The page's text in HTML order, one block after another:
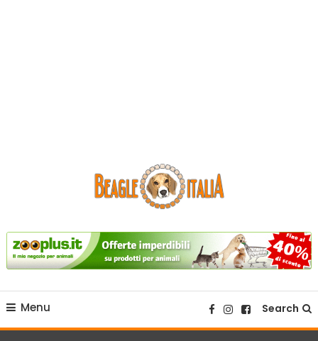
Beagle Italia
Menu Search